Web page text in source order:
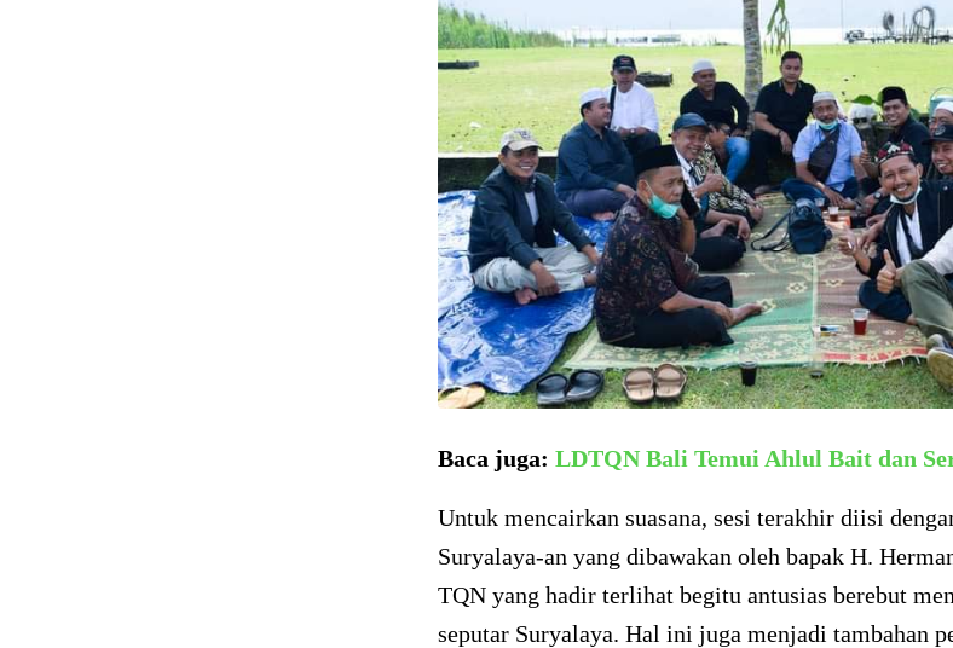
Baca juga: LDTQN Bali Temui Ahlul Bait dan
Untuk mencairkan suasana, sesi terakhir diisi
Suryalaya-an yang dibawakan oleh bapak H.
TQN yang hadir terlihat begitu antusias berebut
seputar Suryalaya. Hal ini juga menjadi tambahan